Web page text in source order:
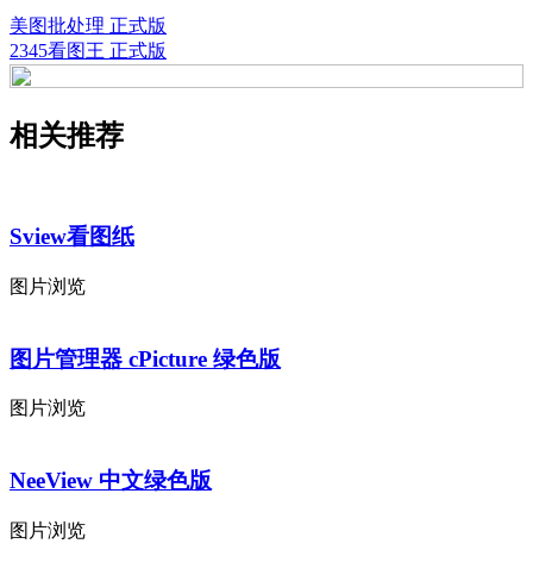
美图批处理 正式版
2345看图王 正式版
相关推荐
Sview看图纸
图片浏览
图片管理器 cPicture 绿色版
图片浏览
NeeView 中文绿色版
图片浏览